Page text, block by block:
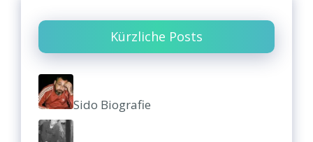
Kürzliche Posts
Sido Biografie